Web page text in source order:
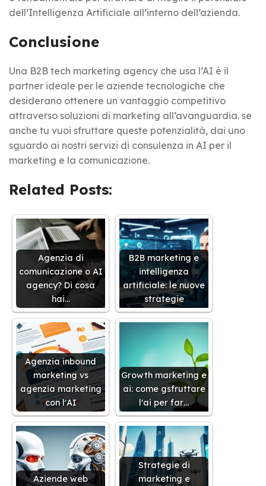
dell’Intelligenza Artificiale all’interno dell’azienda.
Conclusione
Una B2B tech marketing agency che usa l’AI è il
partner ideale per le aziende tecnologiche che
desiderano ottenere un vantaggio competitivo
attraverso soluzioni di marketing all’avanguardia. se
anche tu vuoi sfruttare queste potenzialità, dai uno
sguardo ai nostri servizi di consulenza in AI per il
marketing e la comunicazione.
Related Posts:
Agenzia di
comunicazione o AI
agency? Di cosa
hai…
B2B marketing e
intelligenza
artificiale: le nuove
strategie
Agenzia inbound
marketing vs
agenzia marketing
con l'AI
Growth marketing e
ai: come gsfruttare
l'ai per far…
Aziende web
Strategie di
marketing e